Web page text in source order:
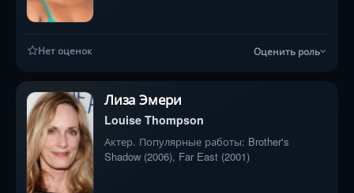
Нет оценок Оценить роль
Лиза Эмери
Louise Thompson
Актер. Популярные работы: Brother's
Shadow (2006), Far East (2001)